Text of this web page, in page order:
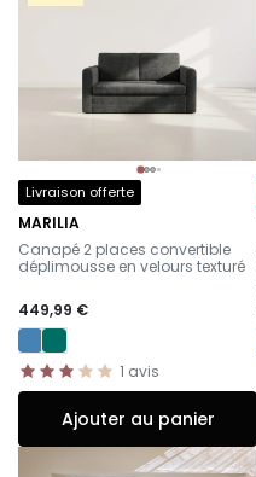
Livraison offerte
MARILIA
-
Canapé 2 places convertible
déplimousse en velours texturé
449,99 €
1 avis
Ajouter au panier